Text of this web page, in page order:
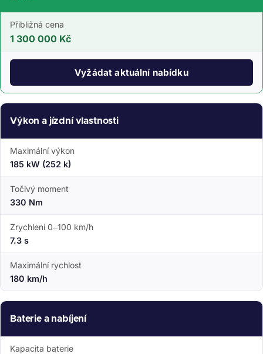
Přibližná cena
1 300 000 Kč
Vyžádat aktuální nabídku
Výkon a jízdní vlastnosti
Maximální výkon
185 kW (252 k)
Točivý moment
330 Nm
Zrychlení 0–100 km/h
7.3 s
Maximální rychlost
180 km/h
Baterie a nabíjení
Kapacita baterie